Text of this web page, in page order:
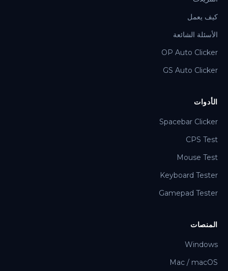
كيف يعمل
الأسئلة الشائعة
OP Auto Clicker
GS Auto Clicker
الأدوات
Spacebar Clicker
CPS Test
Mouse Test
Keyboard Tester
Gamepad Tester
المنصات
Windows
Mac / macOS